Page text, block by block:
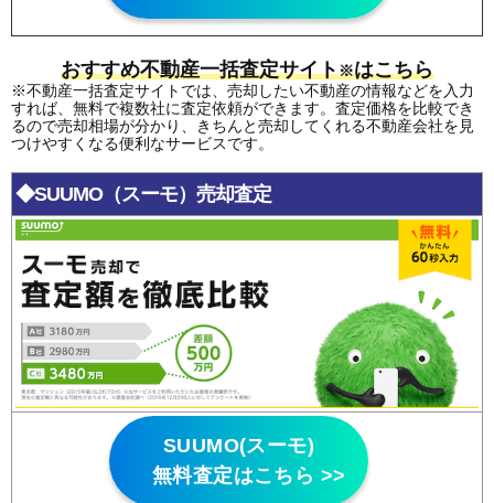
おすすめ不動産一括査定サイト※はこちら
※不動産一括査定サイトでは、売却したい不動産の情報などを入力
すれば、無料で複数社に査定依頼ができます。査定価格を比較でき
るので売却相場が分かり、きちんと売却してくれる不動産会社を見
つけやすくなる便利なサービスです。
◆SUUMO（スーモ）売却査定
SUUMO(スーモ)
無料査定はこちら >>